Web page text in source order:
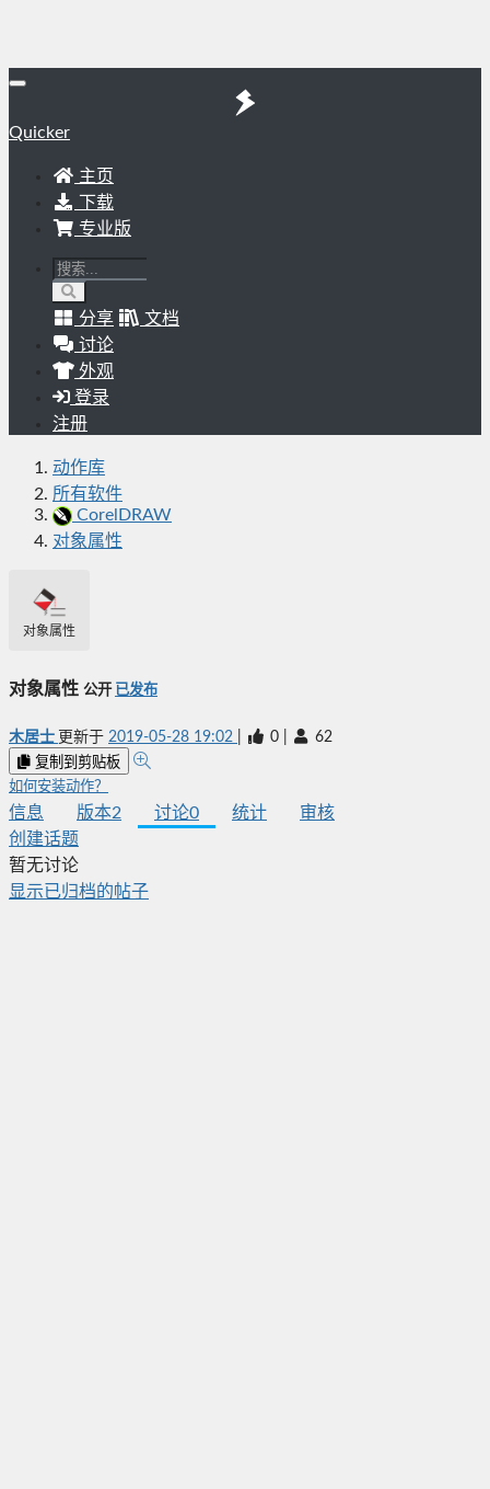
Quicker
主页
下载
专业版
分享
文档
讨论
外观
登录
注册
动作库
所有软件
CorelDRAW
对象属性
对象属性
对象属性 公开 已发布
木居士 更新于 2019-05-28 19:02 0 62
复制到剪贴板
如何安装动作？
信息 版本2 讨论0 统计
审核
创建话题
暂无讨论
显示已归档的帖子